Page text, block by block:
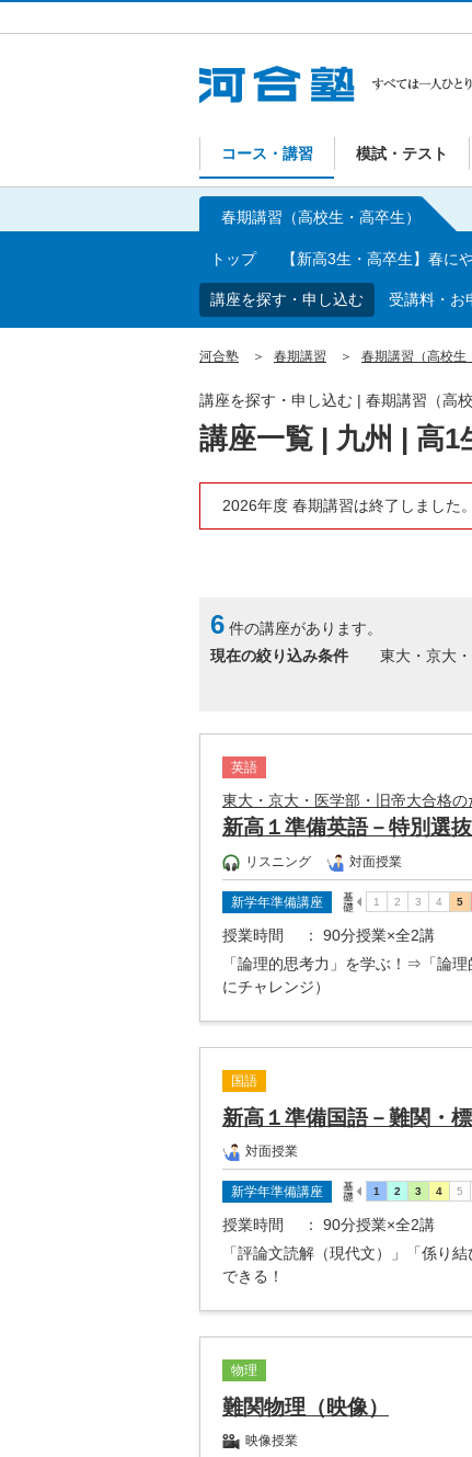
コース・講習 模試・テスト
春期講習（高校生・高卒生）
トップ 【新高3生・高卒生】春に
講座を探す・申し込む 受講料・お
河合塾 春期講習 春期講習（高校生
講座一覧 | 九州 | 高1
講座を探す・申し込む | 春期講習（高校
2026年度 春期講習は終了しました。
6 件の講座があります。
現在の絞り込み条件
東大・京大
英語
東大・京大・医学部・旧帝大合格の
新高１準備英語－特別選
リスニング 対面授業
新学年準備講座
授業時間
： 90分授業×全2講
「論理的思考力」を学ぶ！⇒「論
にチャレンジ）
国語
新高１準備国語－難関・
対面授業
新学年準備講座
授業時間
： 90分授業×全2講
「評論文読解（現代文）」「係り
できる！
物理
難関物理（映像）
映像授業